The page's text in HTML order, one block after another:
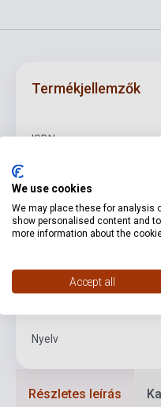
Termékjellemzők
ISBN
Oldalszám
Kötés
Kiadási év
Nyelv
Részletes leírás
We use cookies
We may place these for analysis
show personalised content and
more information about the
Accept all